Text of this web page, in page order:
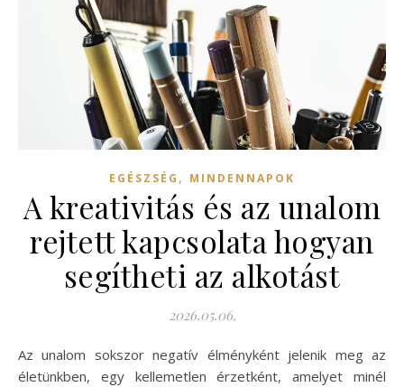
EGÉSZSÉG , MINDENNAPOK
A kreativitás és az unalom
rejtett kapcsolata hogyan
segítheti az alkotást
2026.05.06.
Az unalom sokszor negatív élményként jelenik meg az
életünkben, egy kellemetlen érzetként, amelyet minél